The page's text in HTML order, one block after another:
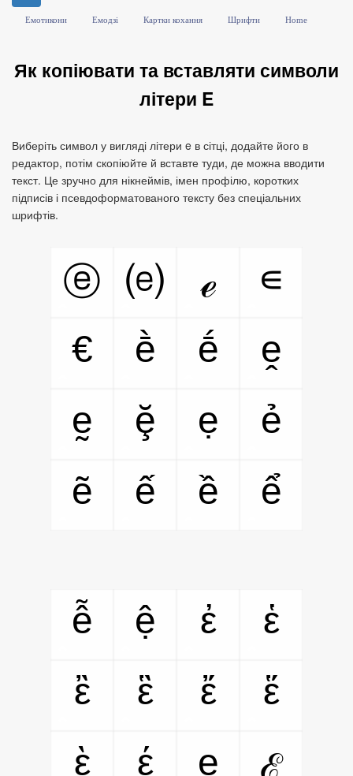
Емотикони Емодзі Картки кохання Шрифти Home
Як копіювати та вставляти символи
літери E
Виберіть символ у вигляді літери e в сітці, додайте його в
редактор, потім скопіюйте й вставте туди, де можна вводити
текст. Це зручно для нікнеймів, імен профілю, коротких
підписів і псевдоформатованого тексту без спеціальних
шрифтів.
ⓔ ⒠ ℯ
∊
€
ḕ ḗ
ḙ
ḛ
ḝ ẹ
ẻ
ẽ
ế ề ể
ễ ệ ἐ
ἑ
ἒ
ἓ ἔ
ἕ
ὲ
έ e